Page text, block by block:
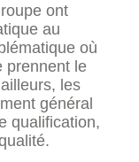
ont
au
où
prennent le
les
général
qualification,